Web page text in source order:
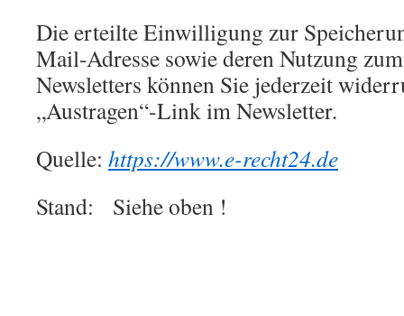
Die erteilte Einwilligung zur
Mail-Adresse sowie deren Nutzung
Newsletters können Sie jederzeit
„Austragen“-Link im Newsletter.
Quelle: https://www.e-recht24.de
Stand: Siehe oben !